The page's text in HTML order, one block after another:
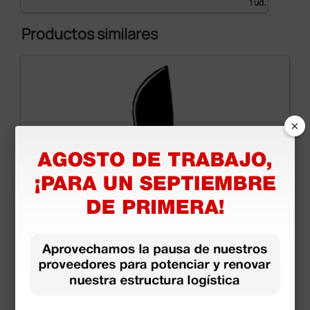
1 ud.
Productos similares
Hojas desechables estériles n° 22 - Fibra de
×